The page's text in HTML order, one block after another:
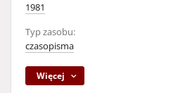
1981
Typ zasobu:
czasopisma
Więcej